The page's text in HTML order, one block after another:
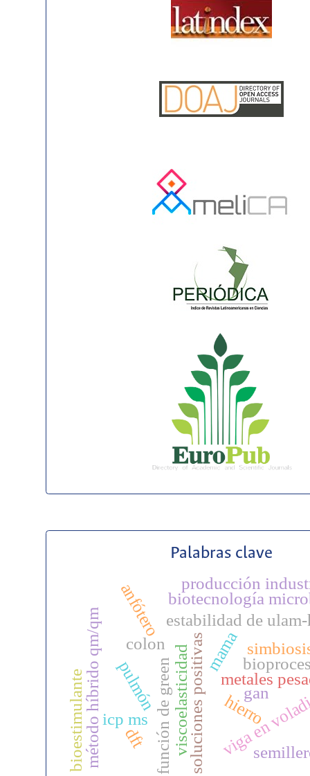
Palabras clave
viga en
soluciones positivas
función de green
estabilidad de
viscoelasticidad metales
hierro
mama
colon
pulmón
icp ms
biotecnología
producción
método híbrido qm/qm
bioestimulante gan
dft
anfótero